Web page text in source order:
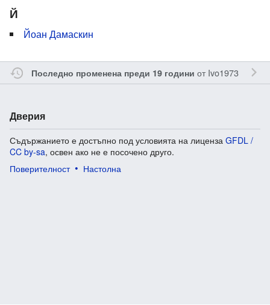
Й
Йоан Дамаскин
Последно променена преди 19 години от Ivo1973
Дверия
Съдържанието е достъпно под условията на лиценза GFDL /
CC by-sa, освен ако не е посочено друго.
Поверителност
Настолна